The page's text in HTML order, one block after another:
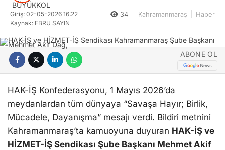
Giriş: 02-05-2026 16:22
Kaynak: EBRU SAYIN
34 Kahramanmaraş Haber
ABONE OL
HAK-İŞ Konfederasyonu, 1 Mayıs 2026’da
meydanlardan tüm dünyaya “Savaşa Hayır; Birlik,
Mücadele, Dayanışma” mesajı verdi. Bildiri metnini
Kahramanmaraş’ta kamuoyuna duyuran HAK-İŞ ve
HİZMET-İŞ Sendikası Şube Başkanı Mehmet Akif